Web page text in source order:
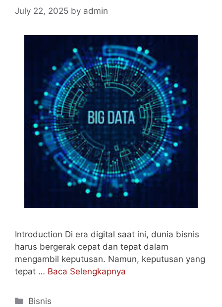
July 22, 2025 by admin
Introduction Di era digital saat ini, dunia bisnis
harus bergerak cepat dan tepat dalam
mengambil keputusan. Namun, keputusan yang
tepat … Baca Selengkapnya
Categories
Bisnis